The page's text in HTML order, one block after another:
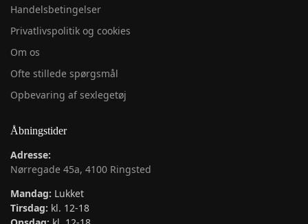
Handelsbetingelser
Privatlivspolitik og cookies
Om os
Ofte stillede spørgsmål
Opbevaring af sexlegetøj
Åbningstider
Adresse:
Nørregade 45a, 4100 Ringsted
Mandag: Lukket
Tirsdag: kl. 12-18